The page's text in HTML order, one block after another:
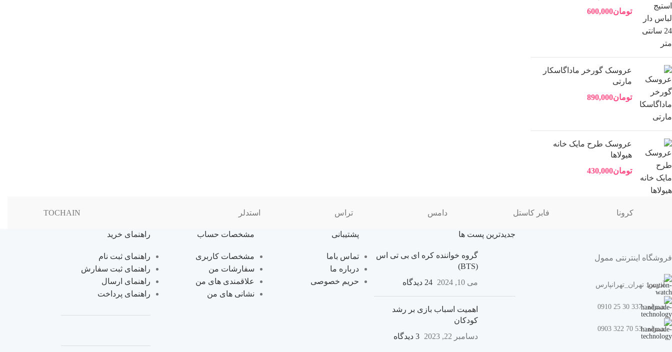
تومان600,000
عروسک گورخر ماداگاسکار
مارتی
تومان890,000
عروسک طرح مایک خانه
هیولاها
تومان430,000
کرونا فابر کاستل دامس تراس استدلر TOCHAIN
فروشگاه اینترنتی ممول
آدرس: تهران_تهرانپارس
همراه : 337 30 25 0910
همراه : 53 70 322 0903
جدیدترین پست ها
گروه خواننده کره ای بی تی اس
(BTS)
می 10, 2024
24 دیدگاه
اهمیت اسباب بازی بر رشد
کودکان
دسامبر 22, 2023
3 دیدگاه
پشتیبانی
تماس باما
درباره ما
حریم خصوصی
مشخصات حساب
مشخصات کاربری
سفارشات من
علاقمندی های من
نشانی های من
راهنمای خرید
راهنمای ثبت نام
راهنمای ثبت سفارش
راهنمای ارسال
راهنمای پرداخت